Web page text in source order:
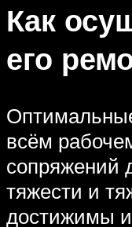
Как
его
всём
сопряжений
тяжести и
достижимы